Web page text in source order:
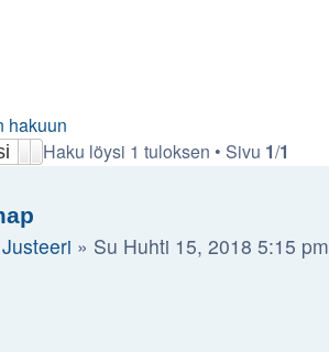
hakuun
EtsiTarkennettu haku
Haku löysi 1 tuloksen • Sivu 1/1
Justeeri » Su Huhti 15, 2018 5:15 pm